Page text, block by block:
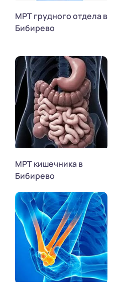
МРТ грудного отдела в
Бибирево
МРТ кишечника в
Бибирево